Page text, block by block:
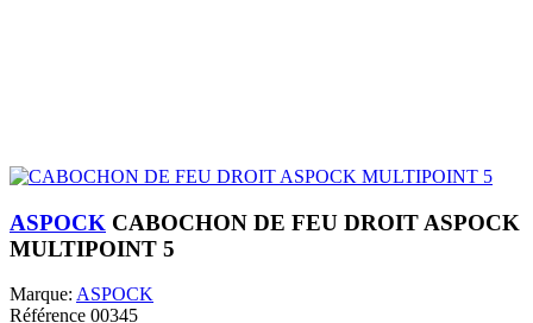
ASPOCK CABOCHON DE FEU DROIT ASPOCK
MULTIPOINT 5
Marque: ASPOCK
Référence 00345